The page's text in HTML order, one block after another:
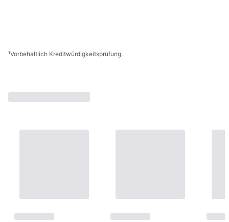
¹Vorbehaltlich Kreditwürdigkeitsprüfung.